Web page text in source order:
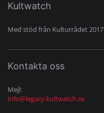
Kultwatch
Med stöd från Kulturrådet 2017
Kontakta oss
Mejl:
info@legacy.kultwatch.se